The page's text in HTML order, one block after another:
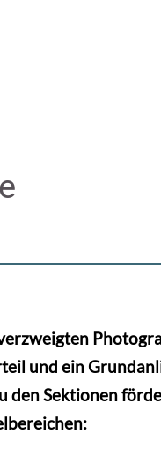
und ein
den Sektionen